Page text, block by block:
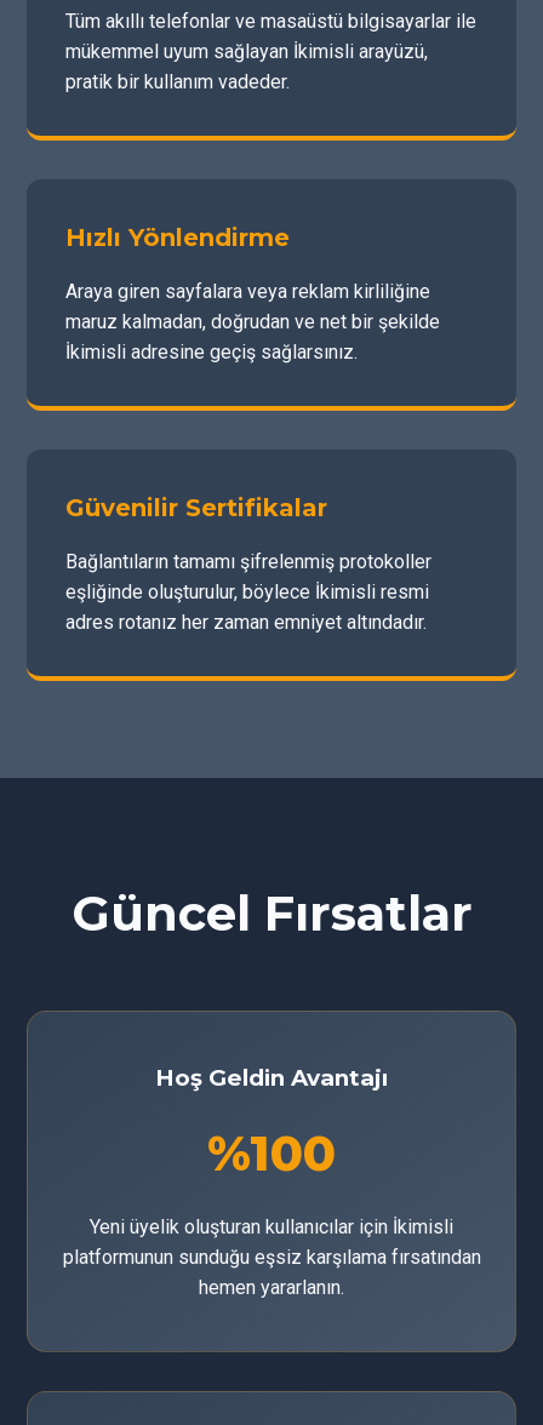
Tüm akıllı telefonlar ve masaüstü bilgisayarlar ile
mükemmel uyum sağlayan İkimisli arayüzü,
pratik bir kullanım vadeder.
Hızlı Yönlendirme
Araya giren sayfalara veya reklam kirliliğine
maruz kalmadan, doğrudan ve net bir şekilde
İkimisli adresine geçiş sağlarsınız.
Güvenilir Sertifikalar
Bağlantıların tamamı şifrelenmiş protokoller
eşliğinde oluşturulur, böylece İkimisli resmi
adres rotanız her zaman emniyet altındadır.
Güncel Fırsatlar
Hoş Geldin Avantajı
%100
Yeni üyelik oluşturan kullanıcılar için İkimisli
platformunun sunduğu eşsiz karşılama fırsatından
hemen yararlanın.